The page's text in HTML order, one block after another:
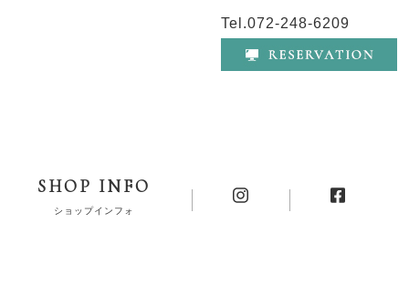
Tel.072-248-6209
SHOP INFO
ショップインフォ